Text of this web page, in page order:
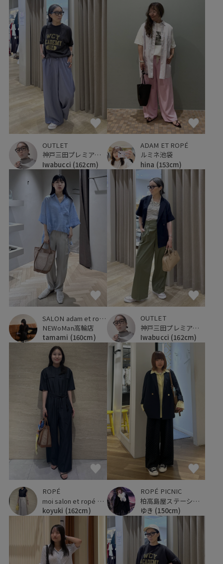
OUTLET
神戸三田プレミアム・アウトレット
Iwabucci (162cm)
ADAM ET ROPÉ
ルミネ池袋
hina (153cm)
SALON adam et ropé
NEWoMan高輪店
tamami (160cm)
OUTLET
神戸三田プレミアム・アウトレット
Iwabucci (162cm)
ROPÉ
moi salon et ropé 大阪高島屋
koyuki (162cm)
ROPÉ PICNIC
柏高島屋ステーションモール
ゆき (150cm)